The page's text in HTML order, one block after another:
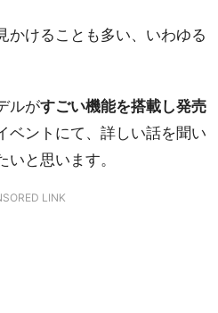
かけることも多い、いわゆる
ルがすごい機能を搭載し発売
ベントにて、詳しい話を聞い
と思います。
LINK